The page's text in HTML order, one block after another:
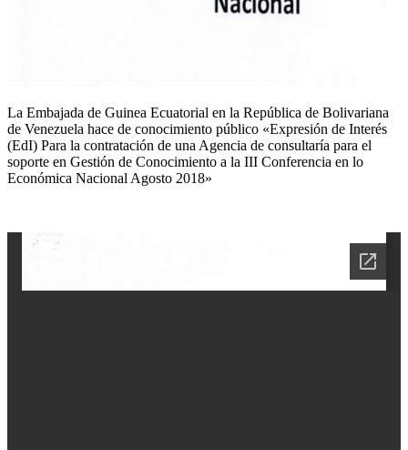
La Embajada de Guinea Ecuatorial en la República de Bolivariana
de Venezuela hace de conocimiento público «Expresión de Interés
(EdI) Para la contratación de una Agencia de consultaría para el
soporte en Gestión de Conocimiento a la III Conferencia en lo
Económica Nacional Agosto 2018»